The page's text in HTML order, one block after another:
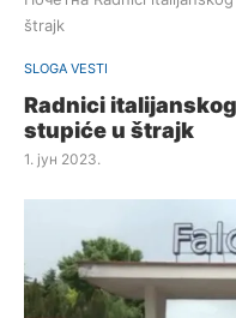
štrajk
SLOGA VESTI
Radnici
stupiće u štrajk
1. јун 2023.